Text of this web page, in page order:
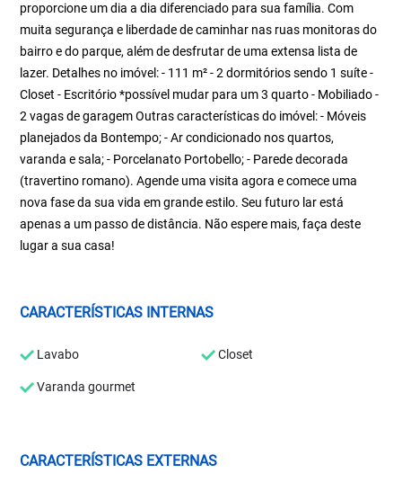
proporcione um dia a dia diferenciado para sua família. Com
muita segurança e liberdade de caminhar nas ruas monitoras do
bairro e do parque, além de desfrutar de uma extensa lista de
lazer. Detalhes no imóvel: - 111 m² - 2 dormitórios sendo 1 suíte -
Closet - Escritório *possível mudar para um 3 quarto - Mobiliado -
2 vagas de garagem Outras características do imóvel: - Móveis
planejados da Bontempo; - Ar condicionado nos quartos,
varanda e sala; - Porcelanato Portobello; - Parede decorada
(travertino romano). Agende uma visita agora e comece uma
nova fase da sua vida em grande estilo. Seu futuro lar está
apenas a um passo de distância. Não espere mais, faça deste
lugar a sua casa!
CARACTERÍSTICAS INTERNAS
Lavabo Closet
Varanda gourmet
CARACTERÍSTICAS EXTERNAS